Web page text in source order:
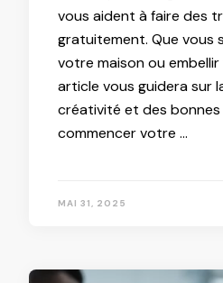
vous aident à faire des
gratuitement. Que vous
votre maison ou
article vous guidera sur
créativité et des
commencer votre …
MAI 31, 2025